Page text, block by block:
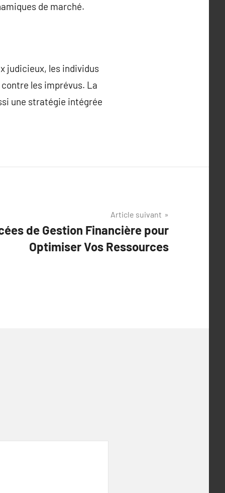
de marché.
judicieux, les individus
les imprévus. La
une stratégie intégrée
Article suivant
de Gestion Financière pour
Optimiser Vos Ressources